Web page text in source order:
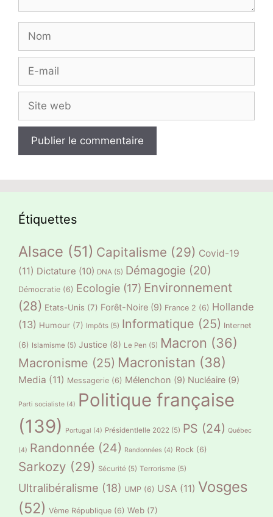
mail
web
Étiquettes
Alsace (51) Capitalisme (29) Covid-19
(11) Dictature (10) DNA (5) Démagogie (20)
Démocratie (6) Ecologie (17) Environnement
(28) Etats-Unis (7) Forêt-Noire (9) France 2 (6) Hollande
(13) Humour (7) Impôts (5) Informatique (25) Internet
(6) Islamisme (5) Justice (8) Le Pen (5) Macron (36)
Macronisme (25) Macronistan (38)
Media (11) Messagerie (6) Mélenchon (9) Nucléaire (9)
Parti socialiste (4) Politique française
(139)
Portugal (4) Présidentlelle 2022 (5) PS (24) Québec
(4) Randonnée (24) Randonnées (4) Rock (6)
Sarkozy (29) Sécurité (5) Terrorisme (5)
Ultralibéralisme (18) UMP (6) USA (11) Vosges
(52) Vème République (6) Web (7)